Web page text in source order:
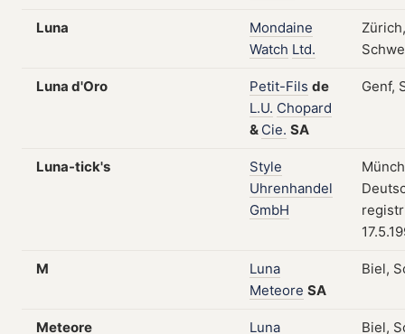
Luna
Mondaine
Watch Ltd.
Zürich,
Luna d'Oro Petit-Fils de
L.U. Chopard
& Cie. SA
Genf,
Luna-tick's
Style
Uhrenhandel
GmbH
M
Luna
Meteore SA
Biel,
Meteore Luna Biel,